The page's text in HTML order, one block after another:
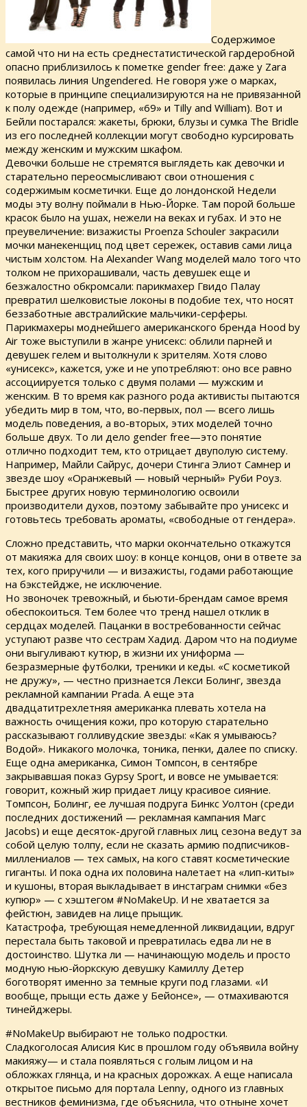
Содержимое
самой что ни на есть среднестатистической гардеробной
опасно приблизилось к пометке gender free: даже у Zara
появилась линия Ungendered. Не говоря уже о марках,
которые в принципе специализируются на не привязанной
к полу одежде (например, «69» и Tilly and William). Вот и
Бейли постарался: жакеты, брюки, блузы и сумка The Bridle
из его последней коллекции могут свободно курсировать
между женским и мужским шкафом.
Девочки больше не стремятся выглядеть как девочки и
старательно переосмысливают свои отношения с
содержимым косметички. Еще до лондонской Недели
моды эту волну поймали в Нью-Йорке. Там порой больше
красок было на ушах, нежели на веках и губах. И это не
преувеличение: визажисты Proenza Schouler закрасили
мочки манекенщиц под цвет сережек, оставив сами лица
чистым холстом. На Alexander Wang моделей мало того что
толком не прихорашивали, часть девушек еще и
безжалостно обкромсали: парикмахер Гвидо Палау
превратил шелковистые локоны в подобие тех, что носят
беззаботные австралийские мальчики-серферы.
Парикмахеры моднейшего американского бренда Hood by
Air тоже выступили в жанре унисекс: облили парней и
девушек гелем и вытолкнули к зрителям. Хотя слово
«унисекс», кажется, уже и не употребляют: оно все равно
ассоциируется только с двумя полами — мужским и
женским. В то время как разного рода активисты пытаются
убедить мир в том, что, во-первых, пол — всего лишь
модель поведения, а во-вторых, этих моделей точно
больше двух. То ли дело gender free—это понятие
отлично подходит тем, кто отрицает двуполую систему.
Например, Майли Сайрус, дочери Стинга Элиот Самнер и
звезде шоу «Оранжевый — новый черный» Руби Роуз.
Быстрее других новую терминологию освоили
производители духов, поэтому забывайте про унисекс и
готовьтесь требовать ароматы, «свободные от гендера».
Сложно представить, что марки окончательно откажутся
от макияжа для своих шоу: в конце концов, они в ответе за
тех, кого приручили — и визажисты, годами работающие
на бэкстейдже, не исключение.
Но звоночек тревожный, и бьюти-брендам самое время
обеспокоиться. Тем более что тренд нашел отклик в
сердцах моделей. Пацанки в востребованности сейчас
уступают разве что сестрам Хадид. Даром что на подиуме
они выгуливают кутюр, в жизни их униформа —
безразмерные футболки, треники и кеды. «С косметикой
не дружу», — честно признается Лекси Болинг, звезда
рекламной кампании Prada. А еще эта
двадцатитрехлетняя американка плевать хотела на
важность очищения кожи, про которую старательно
рассказывают голливудские звезды: «Как я умываюсь?
Водой». Никакого молочка, тоника, пенки, далее по списку.
Еще одна американка, Симон Томпсон, в сентябре
закрывавшая показ Gypsy Sport, и вовсе не умывается:
говорит, кожный жир придает лицу красивое сияние.
Томпсон, Болинг, ее лучшая подруга Бинкс Уолтон (среди
последних достижений — рекламная кампания Marc
Jacobs) и еще десяток-другой главных лиц сезона ведут за
собой целую толпу, если не сказать армию подписчиков-
миллениалов — тех самых, на кого ставят косметические
гиганты. И пока одна их половина налетает на «лип-киты»
и кушоны, вторая выкладывает в инстаграм снимки «без
купюр» — с хэштегом #NoMakeUp. И не хватается за
фейстюн, завидев на лице прыщик.
Катастрофа, требующая немедленной ликвидации, вдруг
перестала быть таковой и превратилась едва ли не в
достоинство. Шутка ли — начинающую модель и просто
модную нью-йоркскую девушку Камиллу Детер
боготворят именно за темные круги под глазами. «И
вообще, прыщи есть даже у Бейонсе», — отмахиваются
тинейджеры.
#NoMakeUp выбирают не только подростки.
Сладкоголосая Алисия Кис в прошлом году объявила войну
макияжу— и стала появляться с голым лицом и на
обложках глянца, и на красных дорожках. А еще написала
открытое письмо для портала Lenny, одного из главных
вестников феминизма, где объяснила, что отныне хочет